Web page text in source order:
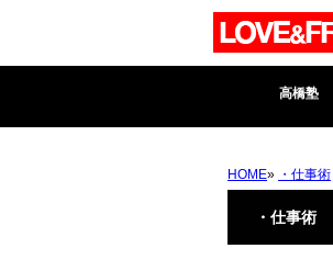
高橋塾
HOME» ・仕事術
・仕事術